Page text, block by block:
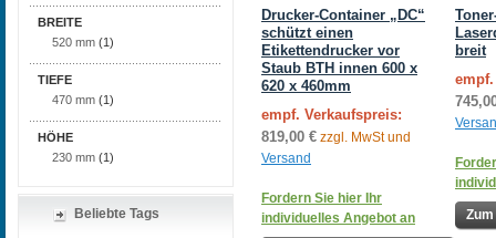
Drucker-Container „DC“
schützt einen
Etikettendrucker vor
Staub BTH innen 600 x
620 x 460mm
empf. Verkaufspreis:
819,00 € zzgl. MwSt und
Versand
Fordern Sie hier Ihr
individuelles Angebot an
breit
BREITE
520 mm (1)
TIEFE
470 mm (1)
HÖHE
230 mm (1)
Beliebte Tags